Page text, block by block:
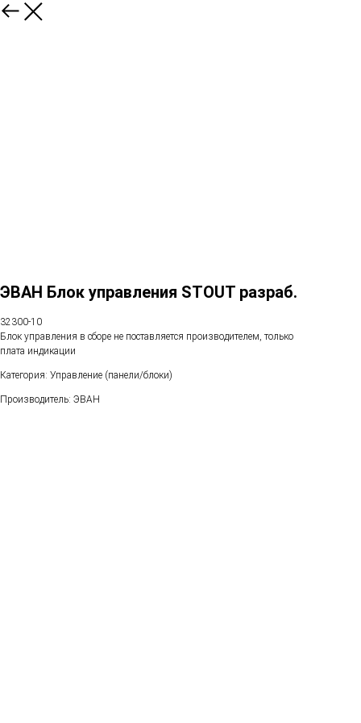
ЭВАН Блок управления STOUT разраб.
32300-10
Блок управления в сборе не поставляется производителем, только
плата индикации
Категория: Управление (панели/блоки)
Производитель: ЭВАН